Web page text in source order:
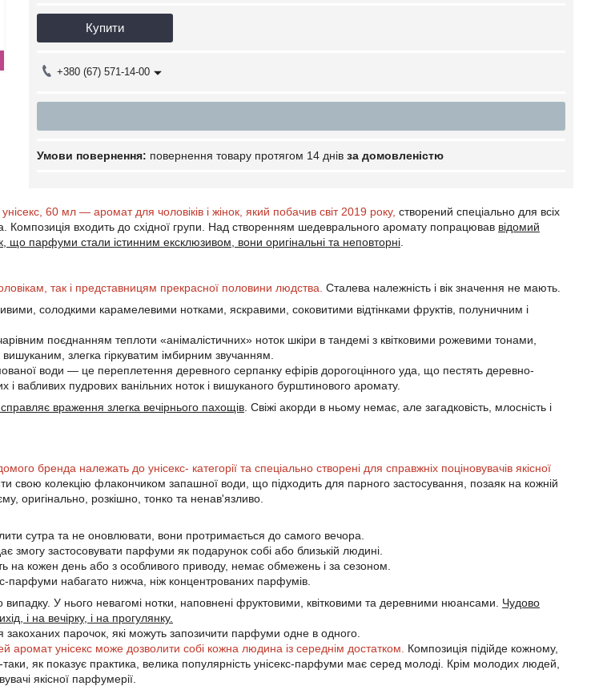
Купити
+380 (67) 571-14-00
повернення товару протягом 14 днів за домовленістю
60 мл — аромат для чоловіків і жінок, який побачив світ 2019 року, створений спеціально для всіх
Композиція входить до східної групи. Над створенням шедеврального аромату попрацював відомий
парфуми стали істинним ексклюзивом, вони оригінальні та неповторні
так і представницям прекрасної половини людства. Сталева належність і вік значення не мають.
солодкими карамелевими нотками, яскравими, соковитими відтінками фруктів, полуничним і
поєднанням теплоти «анімалістичних» ноток шкіри в тандемі з квітковими рожевими тонами,
злегка гіркуватим імбирним звучанням.
води — це переплетення деревного серпанку ефірів дорогоцінного уда, що пестять деревно-
і вабливих пудрових ванільних ноток і вишуканого бурштинового аромату.
враження злегка вечірнього пахощів . Свіжі акорди в ньому немає, але загадковість, млосність і
бренда належать до унісекс- категорії та спеціально створені для справжніх поціновувачів якісної
свою колекцію флакончиком запашної води, що підходить для парного застосування, позаяк на кожній
оригінально, розкішно, тонко та ненав'язливо.
сутра та не оновлювати, вони протримається до самого вечора.
застосовувати парфуми як подарунок собі або близькій людині.
на кожен день або з особливого приводу, немає обмежень і за сезоном.
парфуми набагато нижча, ніж концентрованих парфумів.
випадку. У нього невагомі нотки, наповнені фруктовими, квітковими та деревними нюансами. Чудово
і на вечірку, і на прогулянку.
парочок, які можуть запозичити парфуми одне в одного.
унісекс може дозволити собі кожна людина із середнім достатком.
Композиція підійде кожному,
таки, як показує практика, велика популярність унісекс-парфуми має серед молоді. Крім молодих людей,
якісної парфумерії.